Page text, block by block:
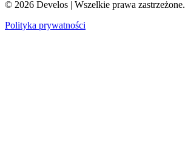
© 2026 Develos | Wszelkie prawa zastrzeżone.
Polityka prywatności